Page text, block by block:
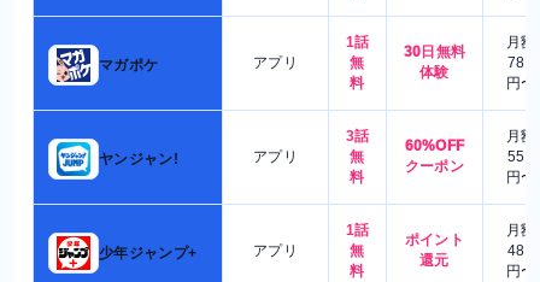
マガポケ アプリ
1話
無
料
30日無料
体験
月額
780
円〜
ヤンジャン! アプリ
3話
無
料
60%OFF
クーポン
月額
550
円〜
少年ジャンプ+ アプリ
1話
無
料
ポイント
還元
月額
480
円〜